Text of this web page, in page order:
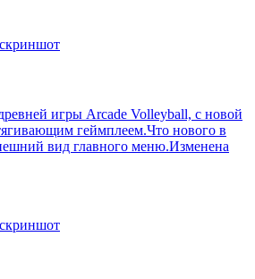
игры Arcade Volleyball, с новой
геймплеем.Что нового в
вид главного меню.Изменена